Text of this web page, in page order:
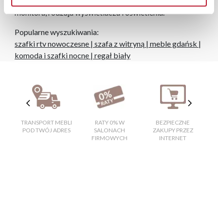
monitora, rodzaju wyświetlacza i oświetlenia.
Popularne wyszukiwania:
szafki rtv nowoczesne | szafa z witryną | meble gdańsk |
komoda i szafki nocne | regał biały
TRANSPORT MEBLI
POD TWÓJ ADRES
RATY 0% W
SALONACH
FIRMOWYCH
BEZPIECZNE
ZAKUPY PRZEZ
INTERNET